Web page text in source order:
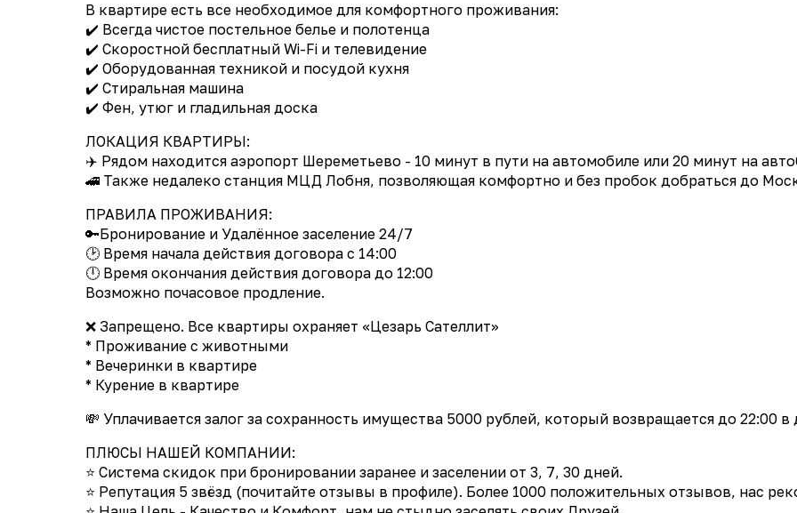
В квартире есть все необходимое для комфортного проживания:
✔️ Всегда чистое постельное белье и полотенца
✔️ Скоростной бесплатный Wi-Fi и телевидение
✔️ Оборудованная техникой и посудой кухня
✔️ Стиральная машина
✔️ Фен, утюг и гладильная доска
ЛОКАЦИЯ КВАРТИРЫ:
✈️ Рядом находится аэропорт Шереметьево - 10 минут в пути на автомобиле или 20 минут на
🚄 Также недалеко станция МЦД Лобня, позволяющая комфортно и без пробок добраться до
ПРАВИЛА ПРОЖИВАНИЯ:
🔑Бронирование и Удалённое заселение 24/7
🕑 Время начала действия договора с 14:00
🕛 Время окончания действия договора до 12:00
Возможно почасовое продление.
❌ Запрещено. Все квартиры охраняет «Цезарь Сателлит»
* Проживание с животными
* Вечеринки в квартире
* Курение в квартире
💸 Уплачивается залог за сохранность имущества 5000 рублей, который возвращается до 22:00
ПЛЮСЫ НАШЕЙ КОМПАНИИ:
⭐ Система скидок при бронировании заранее и заселении от 3, 7, 30 дней.
⭐ Репутация 5 звёзд (почитайте отзывы в профиле). Более 1000 положительных отзывов, нас